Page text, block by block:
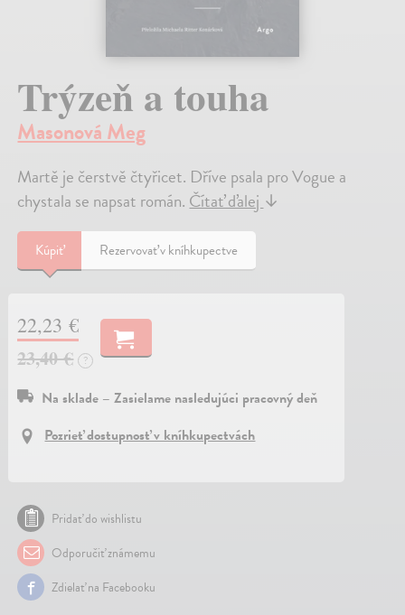
Trýzeň a touha
Masonová Meg
Martě je čerstvě čtyřicet. Dříve psala pro Vogue a
chystala se napsat román. Čítať ďalej ↓
Kúpiť Rezervovať v kníhkupectve
22,23 €
23,40 €
?
Na sklade – Zasielame nasledujúci pracovný deň
Pozrieť dostupnosť v kníhkupectvách
Pridať do wishlistu
Odporučiť známemu
Zdielať na Facebooku